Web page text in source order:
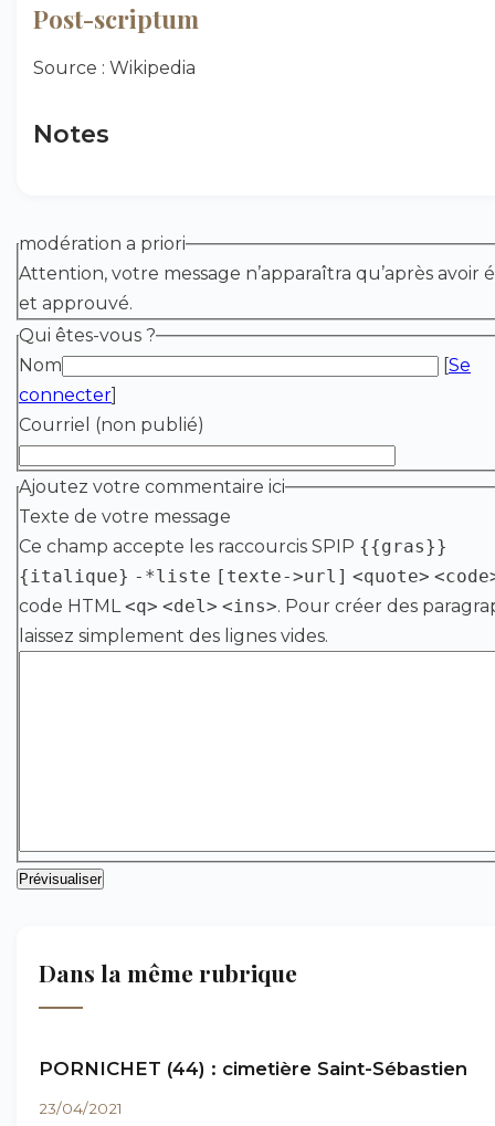
Post-scriptum
Source : Wikipedia
Notes
modération a priori
Attention, votre message n’apparaîtra qu’après avoir
et approuvé.
Qui êtes-vous ?
Nom
[Se
connecter]
Courriel (non publié)
Ajoutez votre commentaire ici
Texte de votre message
Ce champ accepte les raccourcis SPIP {{gras}}
{italique} -*liste [texte->url] <quote>
code HTML<q> <del> <ins>. Pour créer des
laissez simplement des lignes vides.
Dans la même rubrique
PORNICHET (44) : cimetière Saint-Sébastien
23/04/2021